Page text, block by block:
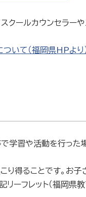
クールカウンセラー
いて（福岡県HPより）
学習や活動を行った
り得ることです。お
リーフレット（福岡県